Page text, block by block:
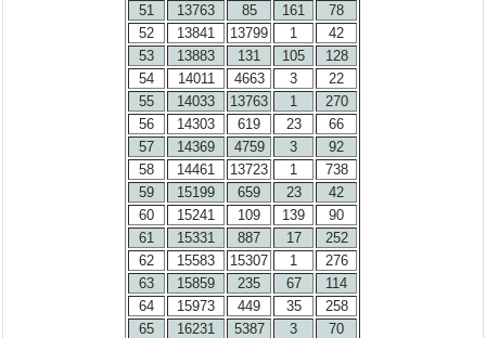
51
13763 85 161
78
52
13841 13799 1
42
53
13883 131 105
128
54
14011 4663 3
22
55
14033 13763 1
270
56
14303 619 23
66
57
14369 4759 3
92
58
14461 13723 1
738
59
15199 659 23
42
60
15241 109 139
90
61
15331 887 17
252
62
15583 15307 1
276
63
15859 235 67
114
64
15973 449 35
258
65
16231 5387 3
70